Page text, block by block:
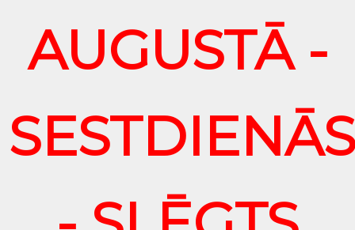
AUGUSTĀ -